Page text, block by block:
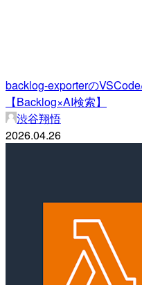
backlog-exporterの
【Backlog×AI検索】
渋谷翔悟
2026.04.26